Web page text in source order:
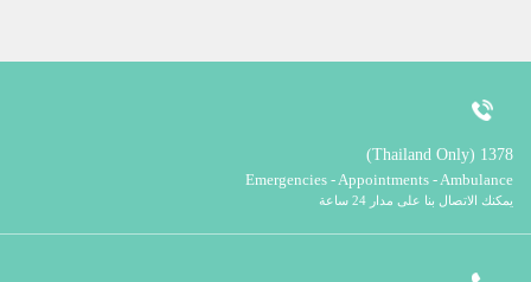
1378 (Thailand Only)
Emergencies - Appointments - Ambulance
يمكنك الاتصال بنا على مدار 24 ساعة